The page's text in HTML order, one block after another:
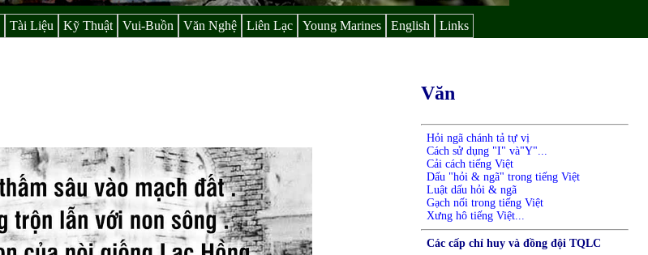
Tài Liệu Kỹ Thuật Vui-Buồn Văn Nghệ Liên Lạc Young Marines English Links
Văn
Hỏi ngã chánh tả tự vị
Cách sử dụng "I" và"Y"...
Cải cách tiếng Việt
Dấu "hỏi & ngã" trong tiếng Việt
Luật dấu hỏi & ngã
Gạch nối trong tiếng Việt
Xưng hô tiếng Việt...
Các cấp chỉ huy và đồng đội TQLC